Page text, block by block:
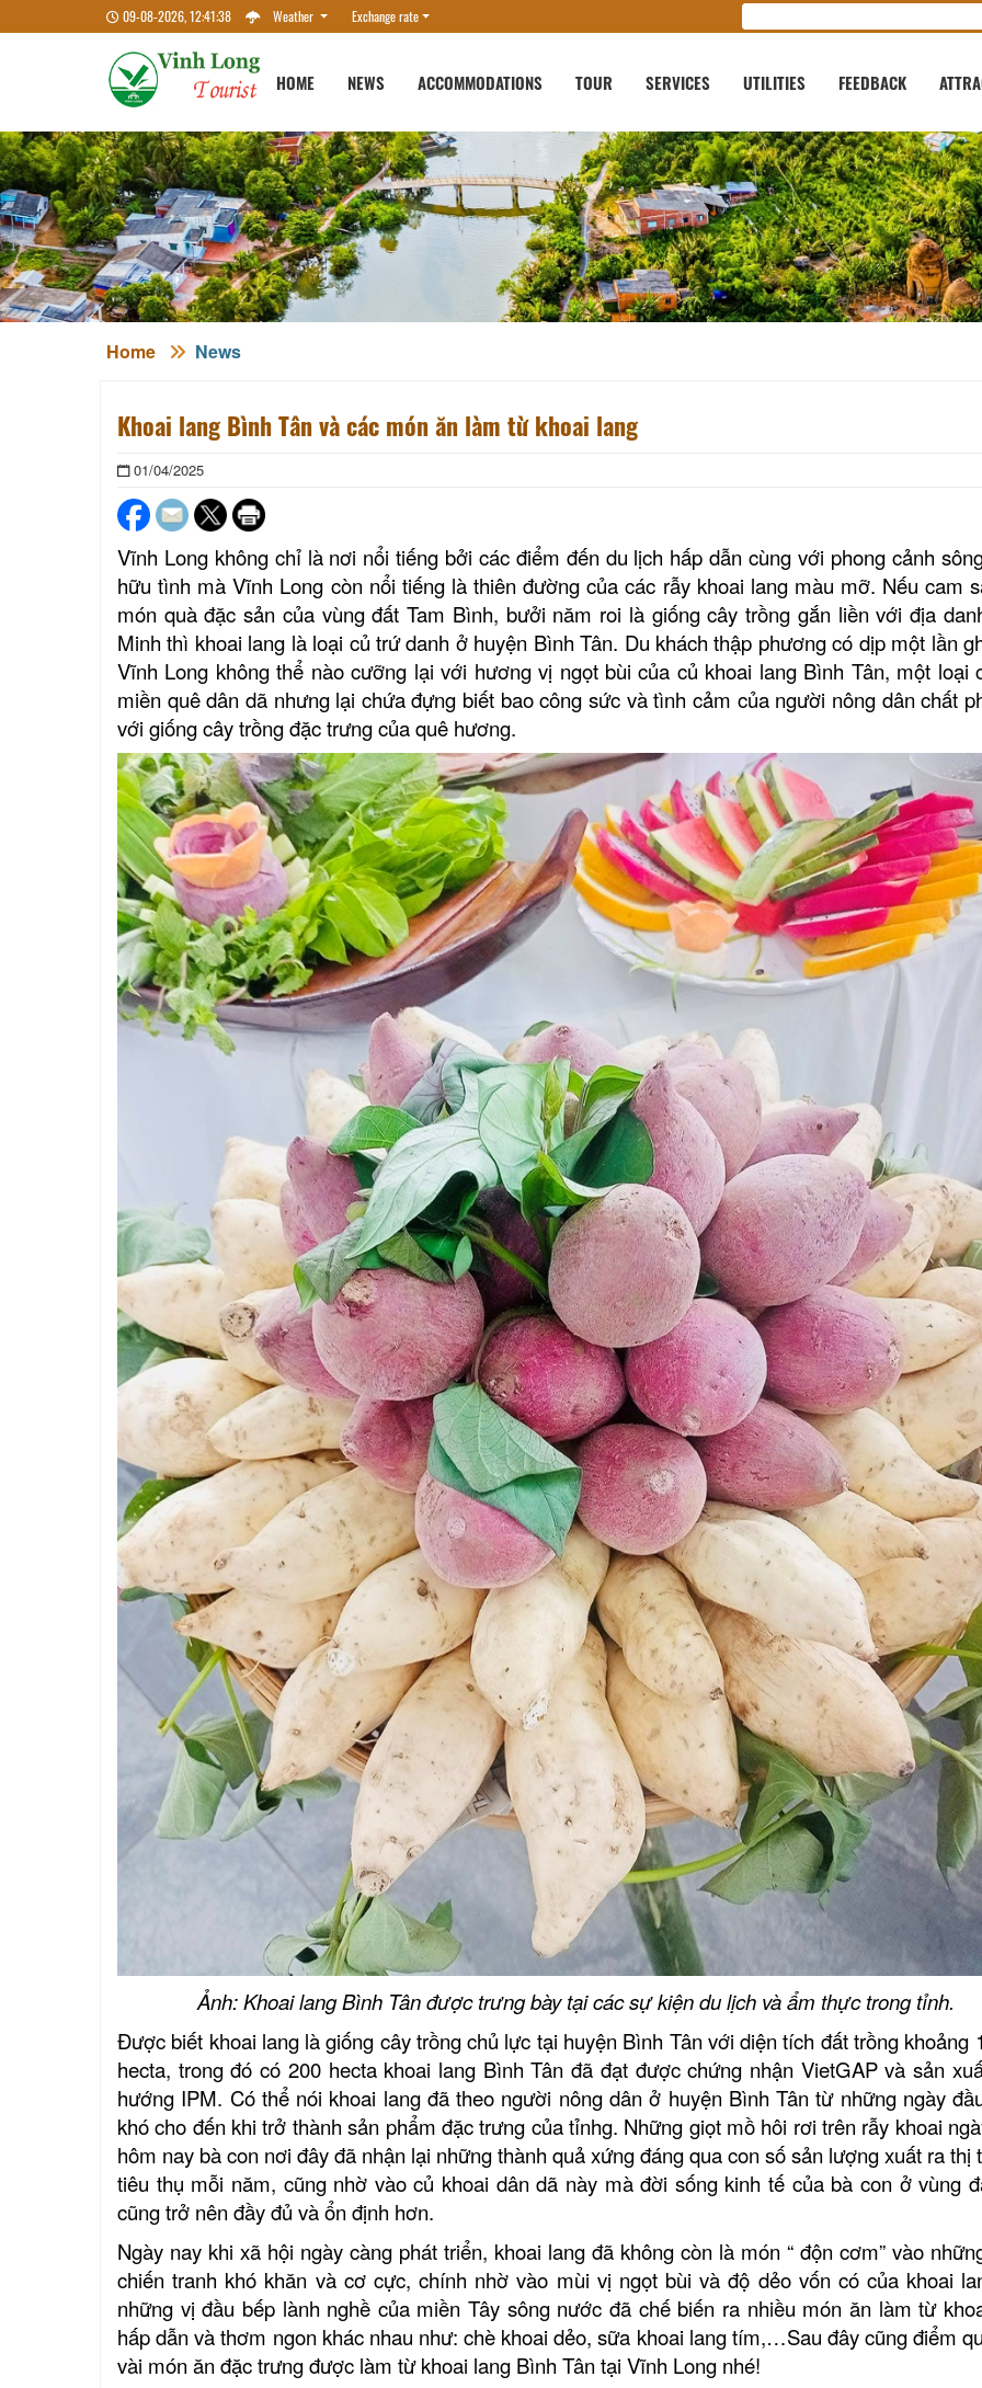
09-08-2026, 12:41:40 Weather Exchange rate
HOME NEWS ACCOMMODATIONS TOUR SERVICES UTILITIES FEEDBACK
Home News
Khoai lang Bình Tân và các món ăn làm từ khoai lang
01/04/2025
Vĩnh Long không chỉ là nơi nổi tiếng bởi các điểm đến du lịch hấp dẫn cùng với phong cảnh
hữu tình mà Vĩnh Long còn nổi tiếng là thiên đường của các rẫy khoai lang màu mỡ. Nếu cam
món quà đặc sản của vùng đất Tam Bình, bưởi năm roi là giống cây trồng gắn liền với địa
Minh thì khoai lang là loại củ trứ danh ở huyện Bình Tân. Du khách thập phương có dịp một lần
Vĩnh Long không thể nào cưỡng lại với hương vị ngọt bùi của củ khoai lang Bình Tân, một loại
miền quê dân dã nhưng lại chứa đựng biết bao công sức và tình cảm của người nông dân chất
với giống cây trồng đặc trưng của quê hương.
Ảnh: Khoai lang Bình Tân được trưng bày tại các sự kiện du lịch và ẩm thực trong tỉnh.
Được biết khoai lang là giống cây trồng chủ lực tại huyện Bình Tân với diện tích đất trồng khoảng
hecta, trong đó có 200 hecta khoai lang Bình Tân đã đạt được chứng nhận VietGAP và sản
hướng IPM. Có thể nói khoai lang đã theo người nông dân ở huyện Bình Tân từ những ngày
khó cho đến khi trở thành sản phẩm đặc trưng của tỉnhg. Những giọt mồ hôi rơi trên rẫy khoai
hôm nay bà con nơi đây đã nhận lại những thành quả xứng đáng qua con số sản lượng xuất ra thị
tiêu thụ mỗi năm, cũng nhờ vào củ khoai dân dã này mà đời sống kinh tế của bà con ở vùng
cũng trở nên đầy đủ và ổn định hơn.
Ngày nay khi xã hội ngày càng phát triển, khoai lang đã không còn là món “ độn cơm” vào
chiến tranh khó khăn và cơ cực, chính nhờ vào mùi vị ngọt bùi và độ dẻo vốn có của khoai
những vị đầu bếp lành nghề của miền Tây sông nước đã chế biến ra nhiều món ăn làm từ
hấp dẫn và thơm ngon khác nhau như: chè khoai dẻo, sữa khoai lang tím,…Sau đây cũng điểm
vài món ăn đặc trưng được làm từ khoai lang Bình Tân tại Vĩnh Long nhé!
Nhà hàng
Nhà hàng
Nhà hàng
Nhà hàng Ẩm